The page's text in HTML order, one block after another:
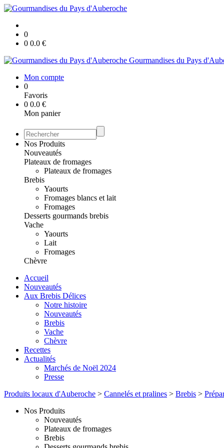
0
0 0.0 €
Gourmandises du Pays
Mon compte
0
Favoris
0 0.0 €
Mon panier
Nos Produits
Nouveautés
Plateaux de fromages
Plateaux de fromages
Brebis
Yaourts
Fromages blancs et lait
Fromages
Desserts gourmands brebis
Vache
Yaourts
Lait
Fromages
Chèvre
Accueil
Nouveautés
Aux Brebis Délices
Notre histoire
Nouveautés
Brebis
Vache
Chèvre
Recettes
Actualités
Marchés de Noël 2024
Presse
Produits locaux d'Auberoche > Cannelés et pralines > Brebis >
Nos Produits
Nouveautés
Plateaux de fromages
Brebis